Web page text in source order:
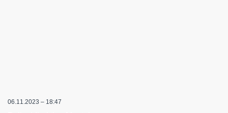
06.11.2023 – 18:47